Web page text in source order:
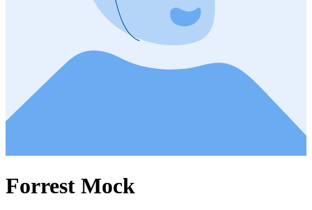
Forrest Mock